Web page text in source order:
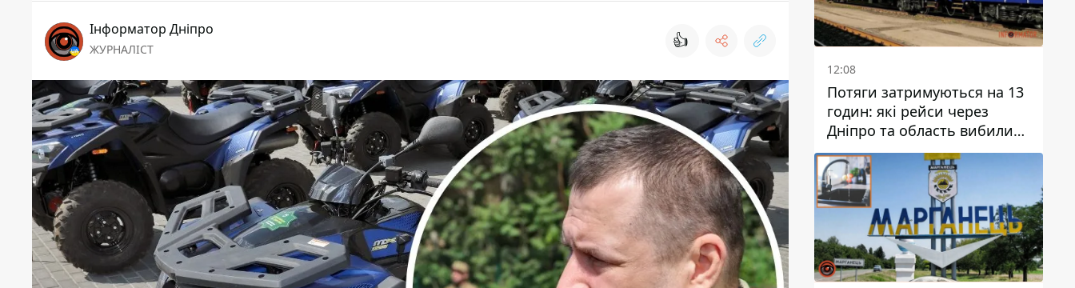
Інформатор Дніпро
ЖУРНАЛІСТ 👍
12:08
Потяги затримуються на 13
годин: які рейси через
Дніпро та область вибилися
з графіка